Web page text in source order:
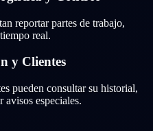
reportar partes de trabajo,
real.
y Clientes
pueden consultar su historial,
avisos especiales.